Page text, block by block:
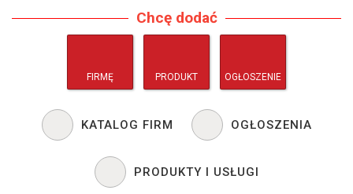
Chcę dodać
FIRMĘ PRODUKT OGŁOSZENIE
KATALOG FIRM OGŁOSZENIA
PRODUKTY I USŁUGI